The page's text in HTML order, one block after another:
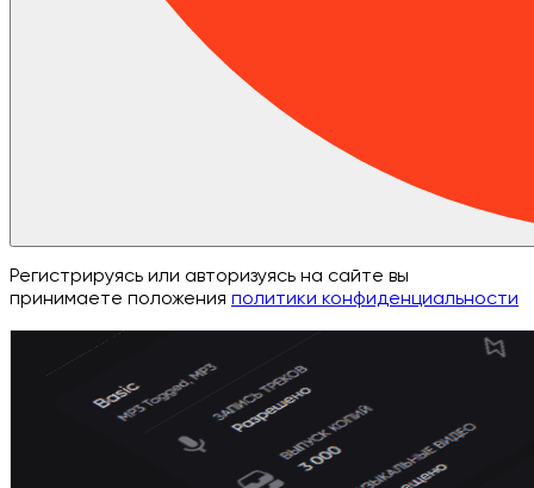
Регистрируясь или авторизуясь на сайте вы
принимаете положения политики конфиденциальности